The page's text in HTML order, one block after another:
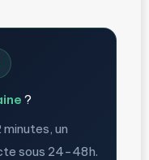
?
un
sous 24-48h.